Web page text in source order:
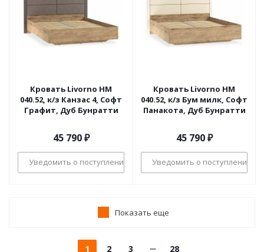
Кровать Livorno НМ
040.52, к/з Канзас 4, Софт
Графит, Дуб Бунратти
45 790₽
Уведомить о поступлении
Кровать Livorno НМ
040.52, к/з Бум милк, Софт
Панакота, Дуб Бунратти
45 790₽
Уведомить о поступлении
Показать еще
1 2 3 28